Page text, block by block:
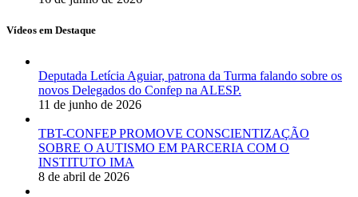
Vídeos em Destaque
Deputada Letícia Aguiar, patrona da Turma falando sobre os
novos Delegados do Confep na ALESP.
11 de junho de 2026
TBT-CONFEP PROMOVE CONSCIENTIZAÇÃO
SOBRE O AUTISMO EM PARCERIA COM O
INSTITUTO IMA
8 de abril de 2026